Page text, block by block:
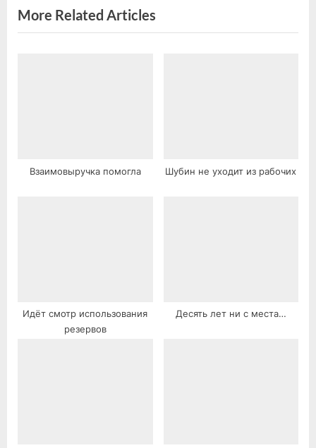
t
More Related Articles
Взаимовыручка помогла Шубин не уходит из рабочих
Идёт смотр использования
резервов
Десять лет ни с места…